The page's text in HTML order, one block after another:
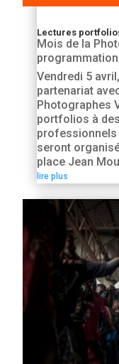
Lectures
Mois de la
programmation
Vendredi 5
partenariat
Photographes
portfolios à
seront
place Jean
lire plus